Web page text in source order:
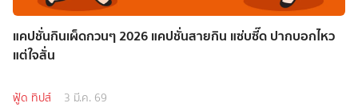
แคปชั่นกินเผ็ดกวนๆ 2026 แคปชั่นสายกิน แซ่บซี๊ด ปากบอกไหว
แต่ใจสั่น
ฟู้ด ทิปส์ 3 มี.ค. 69